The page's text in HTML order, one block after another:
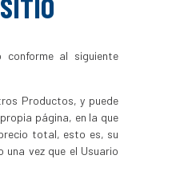
al siguiente
Productos, y puede
página, en la que
total, esto es, su
vez que el Usuario